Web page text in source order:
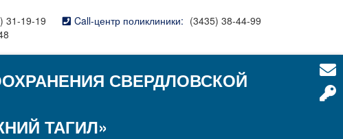
31-19-19 Call-центр поликлиники: (3435) 38-44-99
СВЕРДЛОВСКОЙ
ТАГИЛ»